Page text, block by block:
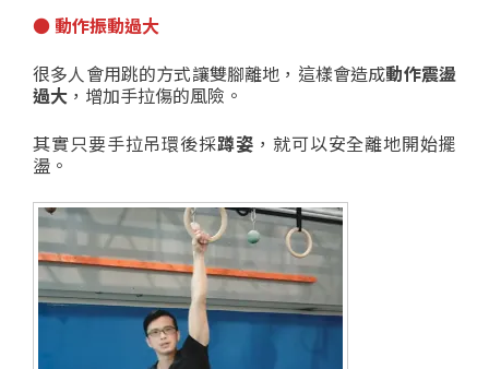
●動作振動過大
很多人會用跳的方式讓雙腳離地，這樣會造成動作震盪
過大 ，增加手拉傷的風險。
其實只要手拉吊環後採蹲姿 ，就可以安全離地開始擺
盪。